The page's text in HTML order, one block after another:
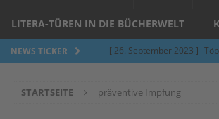
LITERA-TÜREN IN DIE BÜCHERWELT
NEWS TICKER [ 26. September 2023 ]
[ 5. Juni 2023 ] Töpfern am
STARTSEITE präventive Impfung